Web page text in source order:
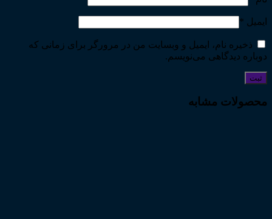
ایمیل *
ذخیره نام، ایمیل و وبسایت من در مرورگر برای زمانی که
دوباره دیدگاهی می‌نویسم.
محصولات مشابه